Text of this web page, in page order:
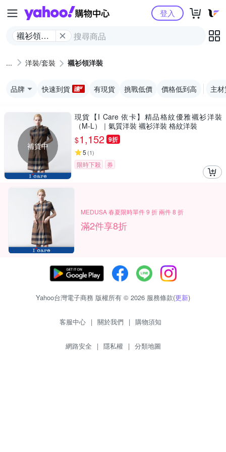
Yahoo購物中心
襯衫領洋
登入
洋裝/套裝 襯衫領洋裝
品牌 快速到貨 有現貨 挑戰低價 價格低到高 主
補貨中
現貨【I Care 依卡】精品格紋優雅襯衫洋裝
（M-L）｜氣質洋裝 襯衫洋裝 格紋洋裝
$1,152 9折
5 (1)
限時下殺 券
MEDUSA 春夏限時單件 9 折 兩件 8 折
滿2件享8折
Yahoo台灣電子商務 版權所有 © 2026 服務條款(更新)
客服中心 | 關於我們 | 購物須知
網路安全 | 隱私權 | 分類地圖